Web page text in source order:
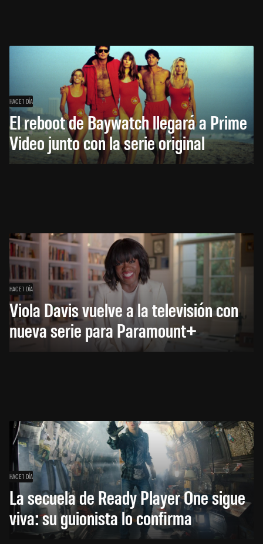
HACE 1 DÍA
El reboot de Baywatch llegará a Prime
Video junto con la serie original
HACE 1 DÍA
Viola Davis vuelve a la televisión con
nueva serie para Paramount+
HACE 1 DÍA
La secuela de Ready Player One sigue
viva: su guionista lo confirma